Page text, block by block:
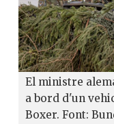
El ministre
a bord d'un
Boxer. Font: